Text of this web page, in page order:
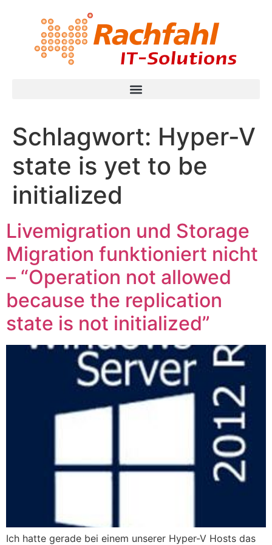
Schlagwort: Hyper-V
state is yet to be
initialized
Livemigration und Storage
Migration funktioniert nicht
– “Operation not allowed
because the replication
state is not initialized”
Ich hatte gerade bei einem unserer Hyper-V Hosts das